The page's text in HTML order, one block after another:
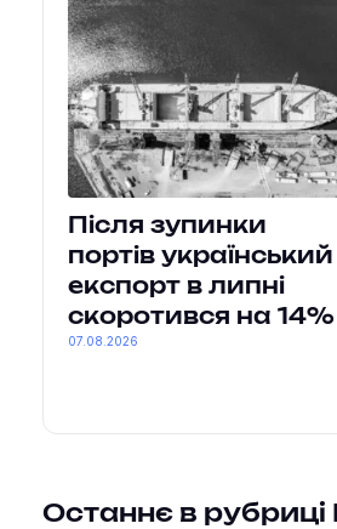
Після зупинки
портів український
експорт в липні
скоротився на 14%
07.08.2026
Останнє в рубриці